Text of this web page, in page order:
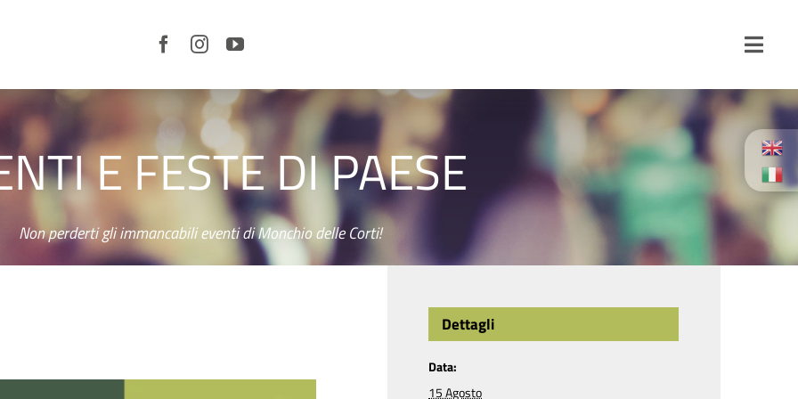
E IL TERRITORIO
ORGANIZZALA TUAVISITA
SERVIZI
EVENTI
E FESTE DI PAESE
Non perderti gli immancabili eventi di Monchio delle Corti!
Dettagli
Data:
15 Agosto